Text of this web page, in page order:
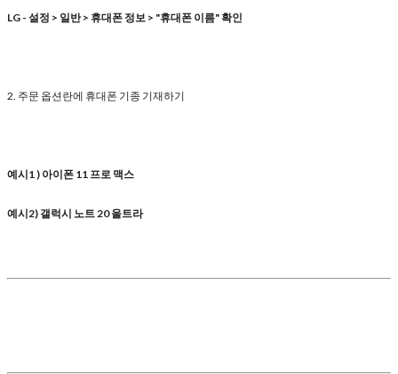
LG - 설정 > 일반 > 휴대폰 정보 > "휴대폰 이름" 확인
2. 주문 옵션란에 휴대폰 기종 기재하기
예시1 ) 아이폰 11 프로 맥스
예시2) 갤럭시 노트 20 울트라